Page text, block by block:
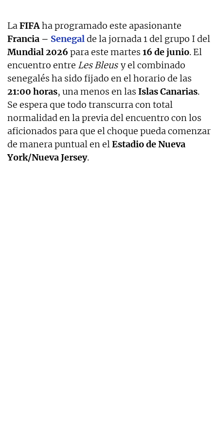
LaFIFAha programado este apasionante
Francia – Senegalde la jornada 1 del grupo I del
Mundial 2026 para este martes 16 de junio. El
encuentro entre Les Bleus y el combinado
senegalés ha sido fijado en el horario de las
21:00 horas, una menos en las Islas Canarias.
Se espera que todo transcurra con total
normalidad en la previa del encuentro con los
aficionados para que el choque pueda comenzar
de manera puntual en elEstadio de Nueva
York/Nueva Jersey.